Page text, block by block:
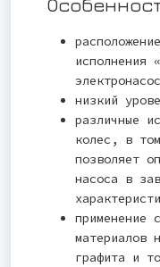
исполнения
низкий
различные
колес, в
позволяет
насоса в
применение
материалов
графита и